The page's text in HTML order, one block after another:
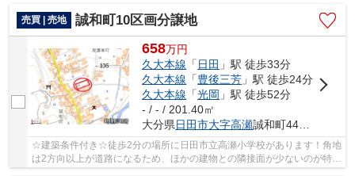
売買 | 売地
誠和町10区画分譲地
658万円
久大本線 「 日田 」駅 徒歩33分
久大本線 「豊後三芳 」駅 徒歩24分
久大本線 「光岡 」駅 徒歩52分
- / - / 201.40㎡
大分県日田市大字高瀬誠和町441-16
☆建築条件付き☆徒歩2分の場所に日田市立高瀬小学校があります！角地
は2方向以上が道路になるため、ほかの建物との隣接面が少ないのが特徴